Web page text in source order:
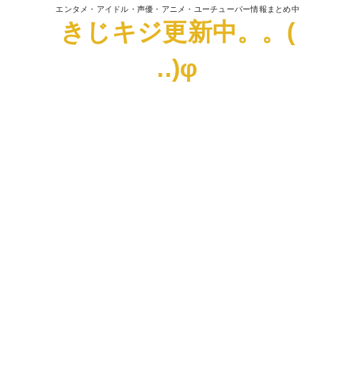
エンタメ・アイドル・声優・アニメ・ユーチューバー情報まとめ中
きじキジ更新中。。(
..)φ